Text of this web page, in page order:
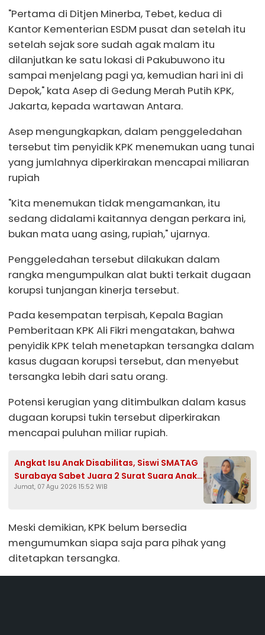
"Pertama di Ditjen Minerba, Tebet, kedua di
Kantor Kementerian ESDM pusat dan setelah itu
setelah sejak sore sudah agak malam itu
dilanjutkan ke satu lokasi di Pakubuwono itu
sampai menjelang pagi ya, kemudian hari ini di
Depok," kata Asep di Gedung Merah Putih KPK,
Jakarta, kepada wartawan Antara.
Asep mengungkapkan, dalam penggeledahan
tersebut tim penyidik KPK menemukan uang tunai
yang jumlahnya diperkirakan mencapai miliaran
rupiah
"Kita menemukan tidak mengamankan, itu
sedang didalami kaitannya dengan perkara ini,
bukan mata uang asing, rupiah," ujarnya.
Penggeledahan tersebut dilakukan dalam
rangka mengumpulkan alat bukti terkait dugaan
korupsi tunjangan kinerja tersebut.
Pada kesempatan terpisah, Kepala Bagian
Pemberitaan KPK Ali Fikri mengatakan, bahwa
penyidik KPK telah menetapkan tersangka dalam
kasus dugaan korupsi tersebut, dan menyebut
tersangka lebih dari satu orang.
Potensi kerugian yang ditimbulkan dalam kasus
dugaan korupsi tukin tersebut diperkirakan
mencapai puluhan miliar rupiah.
Angkat Isu Anak Disabilitas, Siswi SMATAG
Surabaya Sabet Juara 2 Surat Suara Anak
2026
Jumat, 07 Agu 2026 15:52 WIB
Meski demikian, KPK belum bersedia
mengumumkan siapa saja para pihak yang
ditetapkan tersangka.